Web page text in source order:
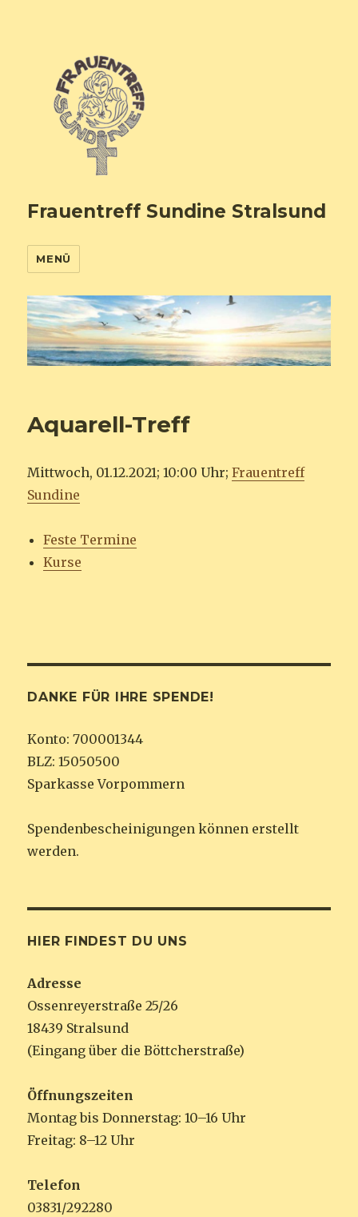
Frauentreff Sundine Stralsund
MENÜ
Aquarell-Treff
Mittwoch, 01.12.2021; 10:00 Uhr;Frauentreff
Sundine
Feste Termine
Kurse
DANKE FÜR IHRE SPENDE!
Konto: 700001344
BLZ: 15050500
Sparkasse Vorpommern
Spendenbescheinigungen können erstellt
werden.
HIER FINDEST DU UNS
Adresse
Ossenreyerstraße 25/26
18439 Stralsund
(Eingang über die Böttcherstraße)
Öffnungszeiten
Montag bis Donnerstag: 10–16 Uhr
Freitag: 8–12 Uhr
Telefon
03831/292280